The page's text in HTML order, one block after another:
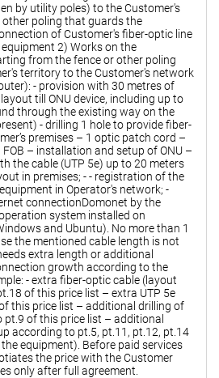
by utility poles) to the Customer's
poling that guards the
of Customer's fiber-optic line
2) Works on the
from the fence or other poling
territory to the Customer's network
- provision with 30 metres of
till ONU device, including up to
through the existing way on the
- drilling 1 hole to provide fiber-
premises – 1 optic patch cord –
– installation and setup of ONU –
the cable (UTP 5e) up to 20 meters
in premises; - - registration of the
in Operator's network; -
connectionDomonet by the
system installed on
and Ubuntu). No more than 1
the mentioned cable length is not
extra length or additional
growth according to the
- extra fiber-optic cable (layout
of this price list – extra UTP 5e
this price list – additional drilling of
of this price list – additional
according to pt.5, pt.11, pt.12, pt.14
equipment). Before paid services
the price with the Customer
only after full agreement.